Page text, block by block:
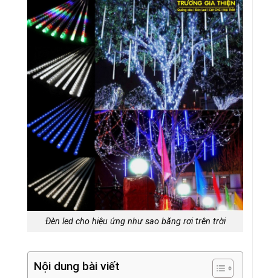
Đèn led cho hiệu ứng như sao băng rơi trên trời
Nội dung bài viết